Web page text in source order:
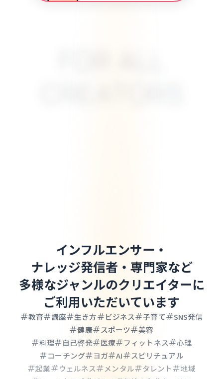
インフルエンサー・
ナレッジ発信者・専門家など
多様なジャンルのクリエイターに
ご利用いただいています
#教育#講座#生き方#ビジネス#子育て#SNS発信
#健康#スポーツ#美容
#料理#自己啓発#医療#フィットネス#心理
#コーチング#ヨガ#AI#スピリチュアル
#起業#ウェルネス#メンタル#タレント#地域